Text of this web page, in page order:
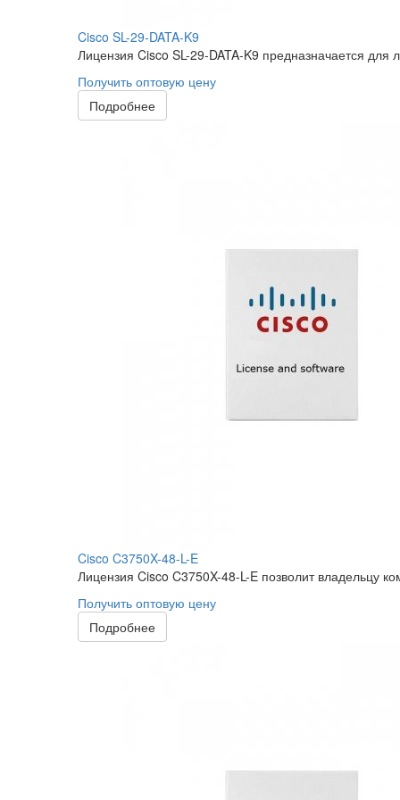
Cisco SL-29-DATA-K9
Лицензия Cisco SL-29-DATA-K9 предназначается
Получить оптовую цену
Подробнее
Cisco C3750X-48-L-E
Лицензия Cisco C3750X-48-L-E позволит владельцу
Получить оптовую цену
Подробнее